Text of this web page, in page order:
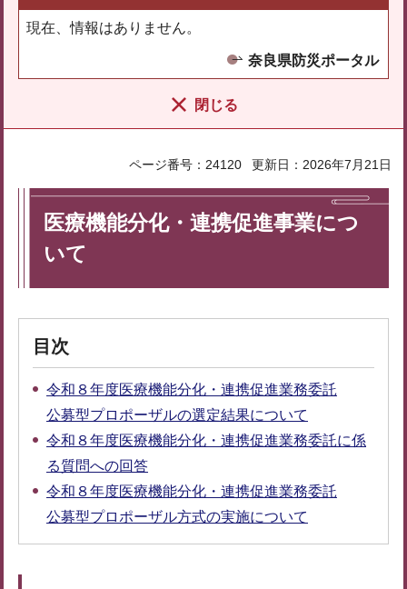
現在、情報はありません。
奈良県防災ポータル
閉じる
ページ番号：24120 更新日：2026年7月21日
医療機能分化・連携促進事業につ
いて
目次
令和８年度医療機能分化・連携促進業務委託
公募型プロポーザルの選定結果について
令和８年度医療機能分化・連携促進業務委託に係
る質問への回答
令和８年度医療機能分化・連携促進業務委託
公募型プロポーザル方式の実施について